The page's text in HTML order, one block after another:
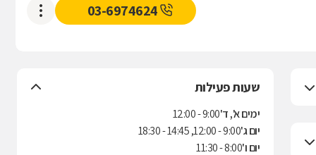
03-6974624
שעות פעילות
ימים א', ד'9:00 - 12:00
יום ג'9:00 - 12:00, 14:45 - 18:30
יום ו'8:00 - 11:30